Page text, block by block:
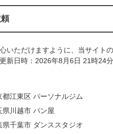
いただけますように、当サイト
新日時：2026年8月6日 21時24分
江東区 パーソナルジム
川越市 パン屋
千葉市 ダンススタジオ